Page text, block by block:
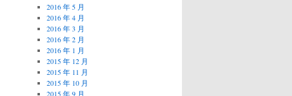
2016 年 5 月
2016 年 4 月
2016 年 3 月
2016 年 2 月
2016 年 1 月
2015 年 12 月
2015 年 11 月
2015 年 10 月
2015 年 9 月